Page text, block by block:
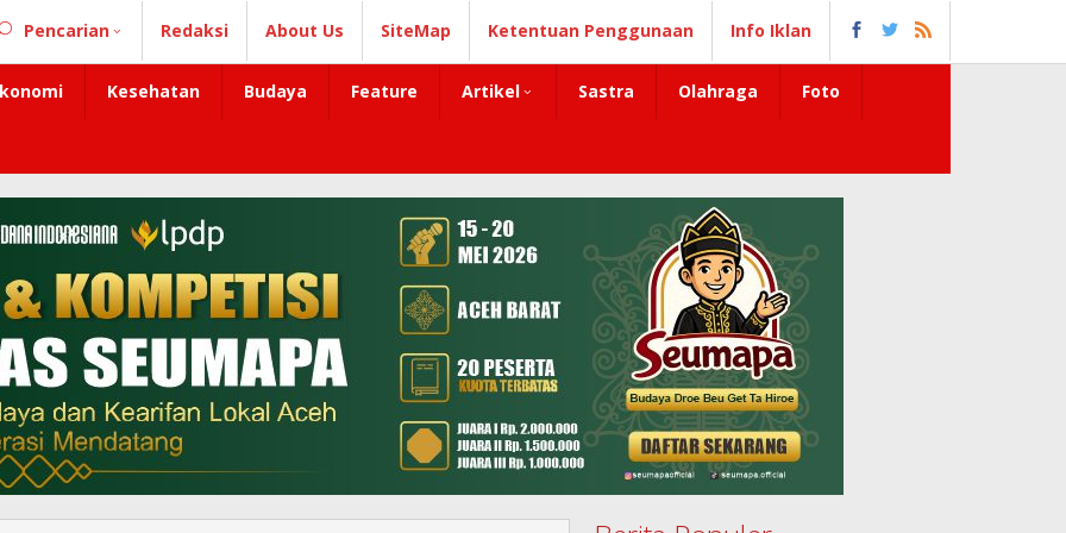
Pencarian Redaksi About Us SiteMap Ketentuan Penggunaan Info Iklan
Kesehatan Budaya Feature Artikel Sastra Olahraga Foto